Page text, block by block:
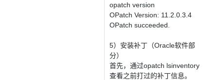
opatch version
OPatch Version: 11.2.0.3.4
OPatch succeeded.
5）安装补丁（Oracle软件部
分）
首先，通过opatch lsinventory
查看之前打过的补丁信息。